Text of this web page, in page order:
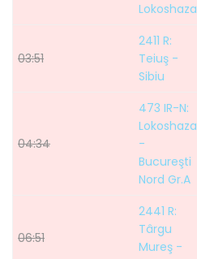
Lokoshaza
03:51
2411 R:
Teiuş -
Sibiu
04:34
473 IR-N:
Lokoshaza
-
Bucureşti
Nord Gr.A
06:51
2441 R:
Târgu
Mureş -